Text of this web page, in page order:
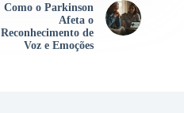
Como o Parkinson
Afeta o
Reconhecimento de
Voz e Emoções